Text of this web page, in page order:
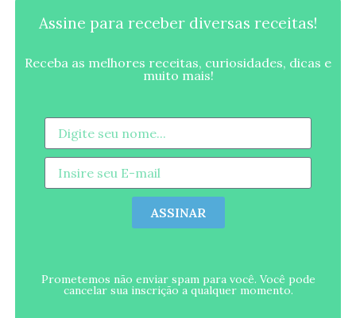
Assine para receber diversas receitas!
Receba as melhores receitas, curiosidades, dicas e
muito mais!
ASSINAR
Prometemos não enviar spam para você. Você pode
cancelar sua inscrição a qualquer momento.